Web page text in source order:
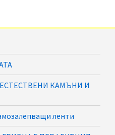
КАМЪНИ И
ленти